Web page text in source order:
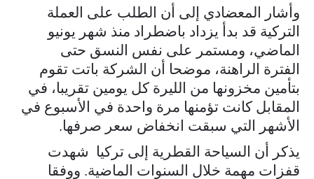
وأشار المعضادي إلى أن الطلب على العملة
التركية قد بدأ يزداد باضطراد منذ شهر يونيو
الماضي، ومستمر على نفس النسق حتى
الفترة الراهنة، موضحا أن الشركة باتت تقوم
بتأمين مخزونها من الليرة كل يومين تقريبا، في
المقابل كانت تؤمنها مرة واحدة في الأسبوع في
الأشهر التي سبقت انخفاض سعر صرفها.
يذكر أن السياحة القطرية إلى تركيا شهدت
قفزات مهمة خلال السنوات الماضية. ووفقا